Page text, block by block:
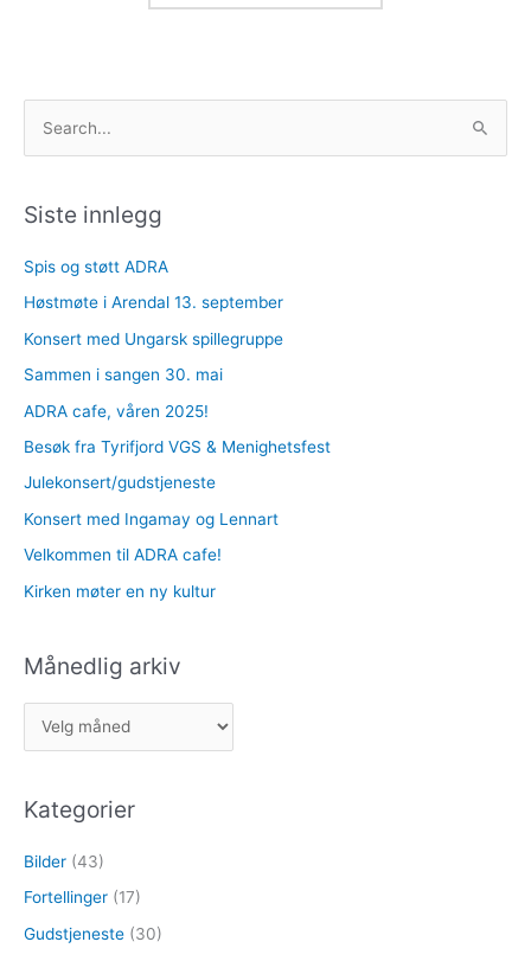
e
t
e
r
:
Siste innlegg
Spis og støtt ADRA
Høstmøte i Arendal 13. september
Konsert med Ungarsk spillegruppe
Sammen i sangen 30. mai
ADRA cafe, våren 2025!
Besøk fra Tyrifjord VGS & Menighetsfest
Julekonsert/gudstjeneste
Konsert med Ingamay og Lennart
Velkommen til ADRA cafe!
Kirken møter en ny kultur
Månedlig arkiv
å
e
i
g
Kategorier
Bilder (43)
Fortellinger (17)
Gudstjeneste (30)